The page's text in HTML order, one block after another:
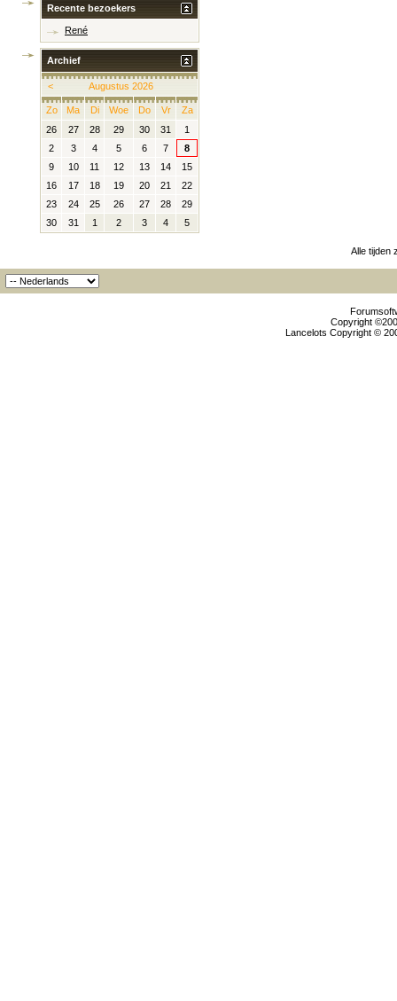
Recente bezoekers
René
Archief
< Augustus 2026
Zo Ma Di Woe Do Vr
Za
26
27 28 29 30 31
1
2
3 4 5 6 7
8
9
10 11 12 13 14
15
16
17 18 19 20 21
22
23
24 25 26 27 28
29
30
31 1 2 3 4 5
Alle tijden
Copyright
Lancelots Copyright ©